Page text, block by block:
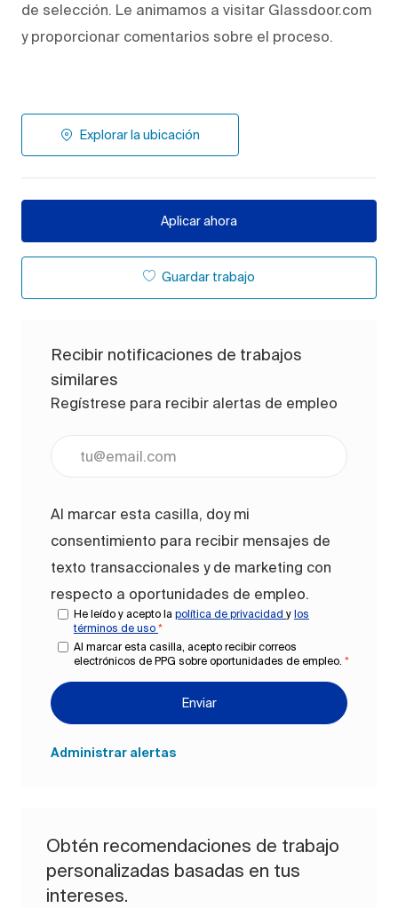
de selección. Le animamos a visitar Glassdoor.com
y proporcionar comentarios sobre el proceso.
Explorar la ubicación
Aplicar ahora
Guardar trabajo
Recibir notificaciones de trabajos
similares
Regístrese para recibir alertas de empleo
Ingrese la dirección de correo electrónico
Al marcar esta casilla, doy mi
consentimiento para recibir mensajes de
texto transaccionales y de marketing con
respecto a oportunidades de empleo.
He leído y acepto la política de privacidad y los
términos de uso *
Al marcar esta casilla, acepto recibir correos
electrónicos de PPG sobre oportunidades de empleo. *
Enviar
Administrar alertas
Obtén recomendaciones de trabajo
personalizadas basadas en tus
intereses.